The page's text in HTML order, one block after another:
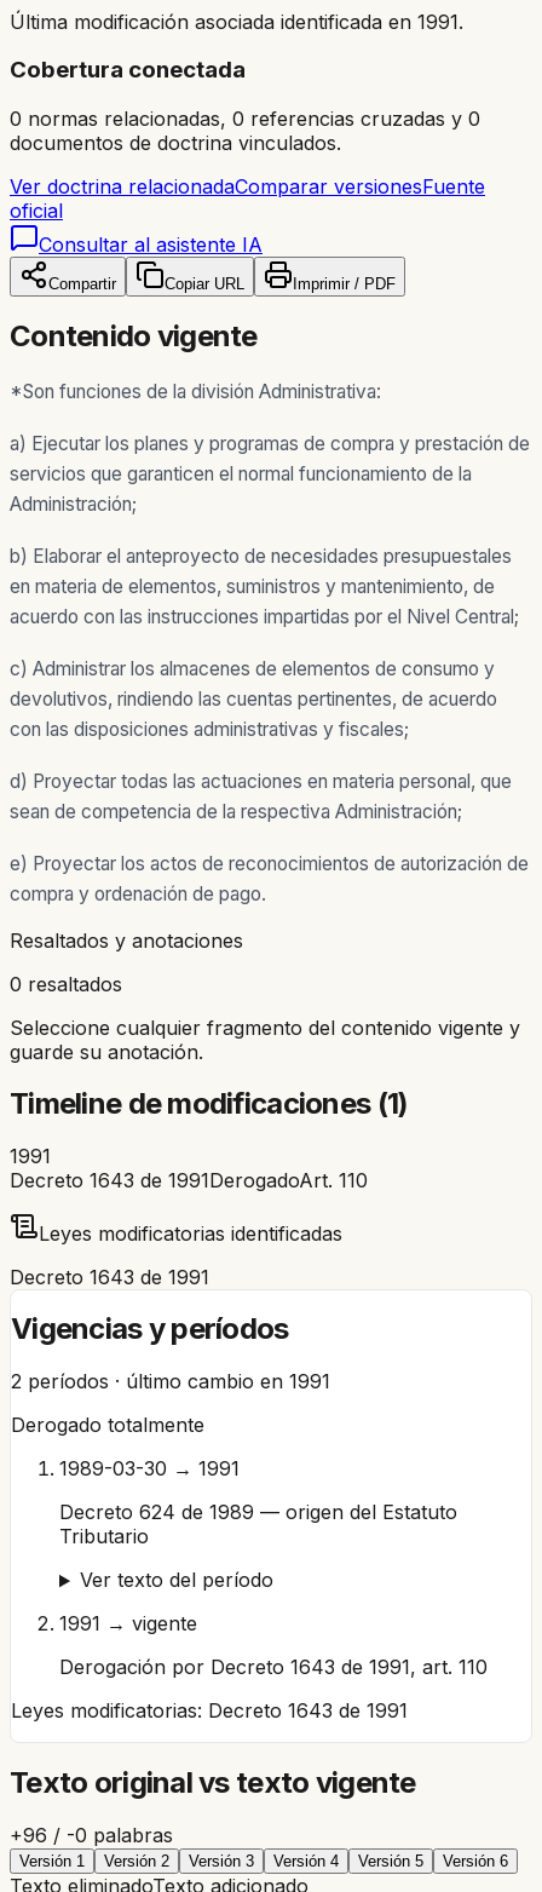
Última modificación asociada identificada en 1991.
Cobertura conectada
0 normas relacionadas, 0 referencias cruzadas y 0
documentos de doctrina vinculados.
Ver doctrina relacionadaComparar versionesFuente
oficial
Consultar al asistente IA
Compartir Copiar URL Imprimir / PDF
Contenido vigente
*Son funciones de la división Administrativa:
a) Ejecutar los planes y programas de compra y prestación de
servicios que garanticen el normal funcionamiento de la
Administración;
b) Elaborar el anteproyecto de necesidades presupuestales
en materia de elementos, suministros y mantenimiento, de
acuerdo con las instrucciones impartidas por el Nivel Central;
c) Administrar los almacenes de elementos de consumo y
devolutivos, rindiendo las cuentas pertinentes, de acuerdo
con las disposiciones administrativas y fiscales;
d) Proyectar todas las actuaciones en materia personal, que
sean de competencia de la respectiva Administración;
e) Proyectar los actos de reconocimientos de autorización de
compra y ordenación de pago.
Resaltados y anotaciones
0 resaltados
Seleccione cualquier fragmento del contenido vigente y
guarde su anotación.
Timeline de modificaciones (1)
1991
Decreto 1643 de 1991DerogadoArt. 110
Leyes modificatorias identificadas
Decreto 1643 de 1991
Vigencias y períodos
2 períodos · último cambio en 1991
Derogado totalmente
1989-03-30 → 1991
Decreto 624 de 1989 — origen del Estatuto
Tributario
Ver texto del período
1991 → vigente
Derogación por Decreto 1643 de 1991, art. 110
Leyes modificatorias: Decreto 1643 de 1991
Texto original vs texto vigente
+96 / -0 palabras
Versión 1 Versión 2 Versión 3 Versión 4 Versión 5 Versión 6
Texto eliminadoTexto adicionado